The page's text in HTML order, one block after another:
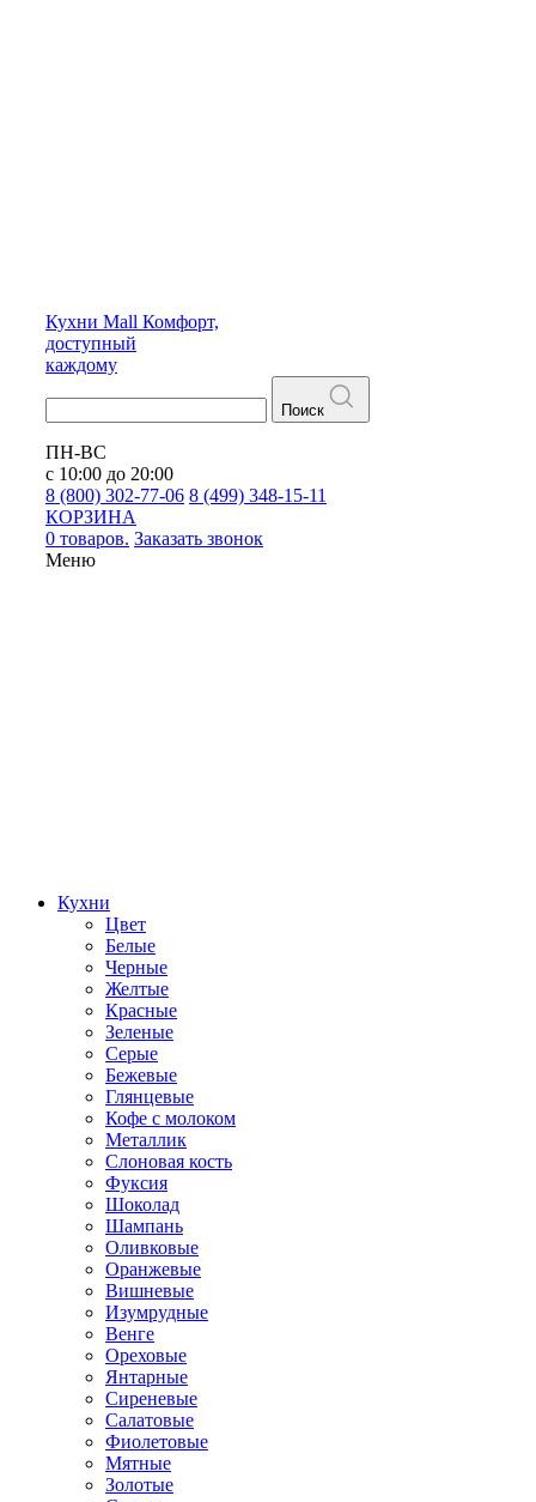
Кухни Mall Комфорт,
доступный
каждому
Поиск
ПН-ВС
с 10:00 до 20:00
8 (800) 302-77-06 8 (499) 348-15-11
КОРЗИНА
0 товаров. Заказать звонок
Меню
Кухни
Цвет
Белые
Черные
Желтые
Красные
Зеленые
Серые
Бежевые
Глянцевые
Кофе с молоком
Металлик
Слоновая кость
Фуксия
Шоколад
Шампань
Оливковые
Оранжевые
Вишневые
Изумрудные
Венге
Ореховые
Янтарные
Сиреневые
Салатовые
Фиолетовые
Мятные
Золотые